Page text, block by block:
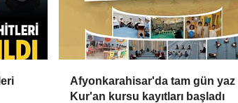
Afyonkarahisar'da tam gün yaz
Kur'an kursu kayıtları başladı